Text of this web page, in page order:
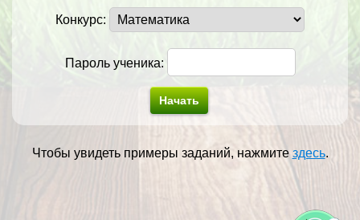
Конкурс:
Пароль ученика:
Чтобы увидеть примеры заданий, нажмите здесь.